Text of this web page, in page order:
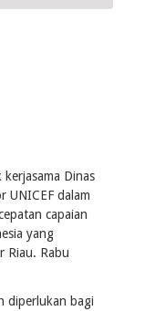
Dinas
UNICEF dalam
capaian
yang
Riau. Rabu
diperlukan bagi